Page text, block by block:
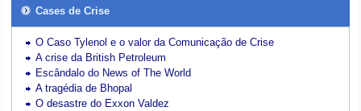
Cases de Crise
O Caso Tylenol e o valor da Comunicação de Crise
A crise da British Petroleum
Escândalo do News of The World
A tragédia de Bhopal
O desastre do Exxon Valdez